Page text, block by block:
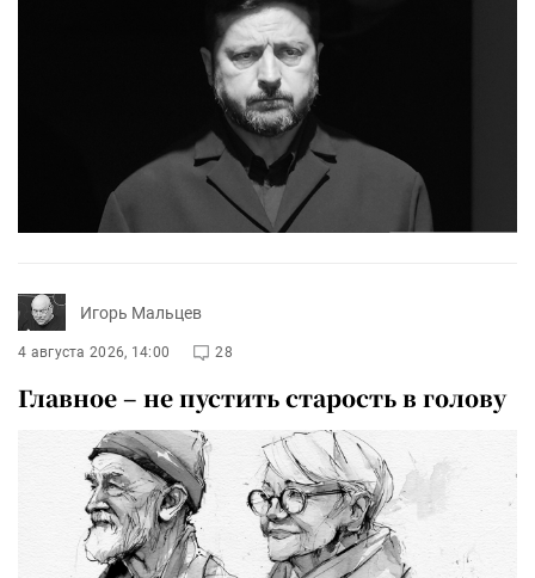
Игорь Мальцев
4 августа 2026, 14:00 28
Главное – не пустить старость в голову